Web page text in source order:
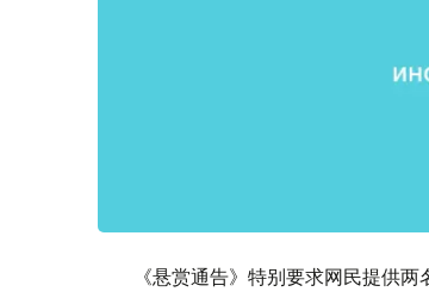
《悬赏通告》特别要求网民提供